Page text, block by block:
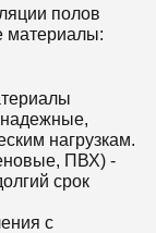
полов
материалы:
надежные,
нагрузкам.
ПВХ) -
срок
с